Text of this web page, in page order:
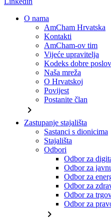
O nama
AmCham Hrvatska
Kontakti
AmCham-ov tim
Vijeće upravitelja
Kodeks dobre
Naša mreža
O Hrvatskoj
Povijest
Postanite član
chevron_right
Zastupanje stajališta
Sastanci s dionicima
Stajališta
Odbori
Odbor za
Odbor za
Odbor za
Odbor za
Odbor za
Odbor za
chevron_right